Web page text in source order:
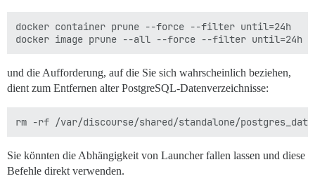
docker container prune --force --filter until=24h
und die Aufforderung, auf die Sie sich wahrscheinlich beziehen,
dient zum Entfernen alter PostgreSQL-Datenverzeichnisse:
Sie könnten die Abhängigkeit von Launcher fallen lassen und diese
Befehle direkt verwenden.